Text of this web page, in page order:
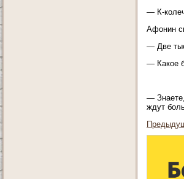
— К-
Афонин
— Две
— Какое
—
ждут